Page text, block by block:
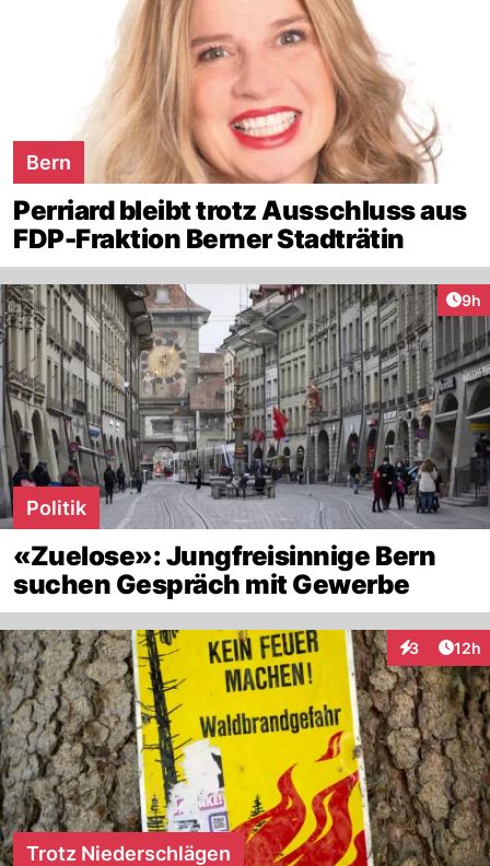
Bern
Perriard bleibt trotz Ausschluss aus
FDP-Fraktion Berner Stadträtin
9h
Politik
«Zuelose»: Jungfreisinnige Bern
suchen Gespräch mit Gewerbe
3
Interaktionen
12h
Trotz Niederschlägen